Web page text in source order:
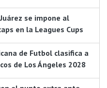
se impone al
en la Leagues Cups
de Futbol clasifica a
de Los Ángeles 2028